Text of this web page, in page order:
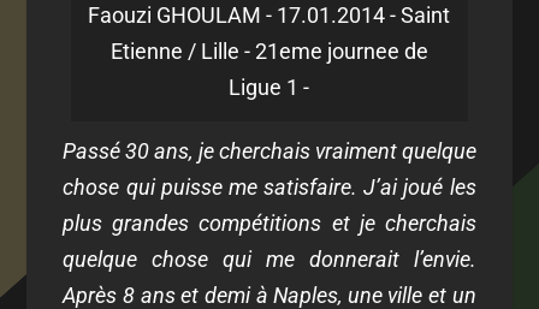
Faouzi GHOULAM - 17.01.2014 - Saint
Etienne / Lille - 21eme journee de
Ligue 1 -
Passé 30 ans, je cherchais vraiment quelque
chose qui puisse me satisfaire. J’ai joué les
plus grandes compétitions et je cherchais
quelque chose qui me donnerait l’envie.
Après 8 ans et demi à Naples, une ville et un